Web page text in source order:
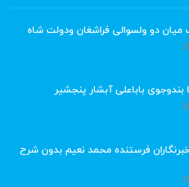
میان دو ولسوالی فراشغان ودولت شاه
باباعلی آبشار پنجشیر
فرستنده محمد نعیم بدون شرح